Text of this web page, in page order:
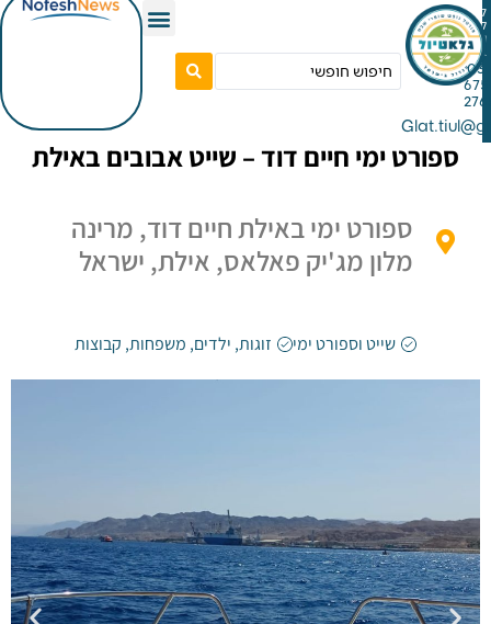
ימי חיים דוד – שייט אבובים באילת
ספורט ימי באילת חיים דוד, מרינה
מלון מג'יק פאלאס, אילת, ישראל
שייט וספורט ימי זוגות,ילדים,משפחות, קבוצות